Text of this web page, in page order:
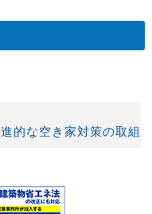
的な空き家対策の取組